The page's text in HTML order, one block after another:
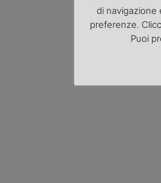
di navigazione
preferenze.
Puoi